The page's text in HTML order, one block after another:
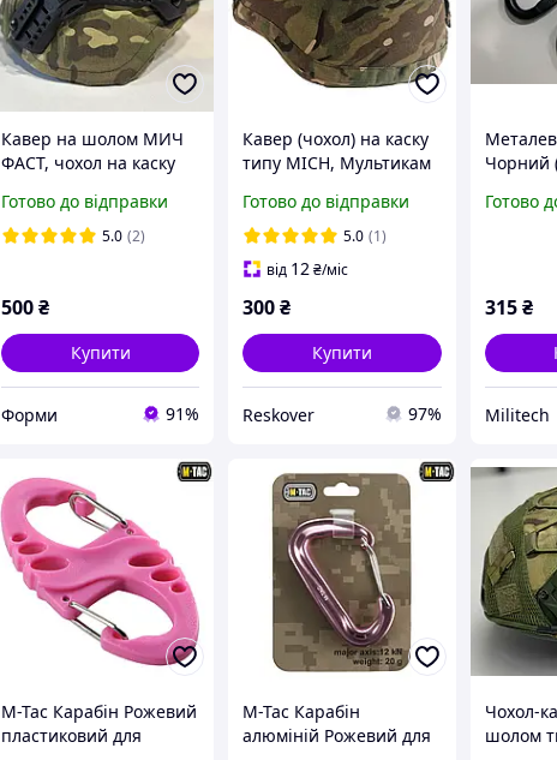
Кавер на шолом МИЧ
ФАСТ, чохол на каску
мультікам
Готово до відправки
5.0 (2)
500₴
Купити
Форми 91%
Кавер (чохол) на каску
типу MICH, Мультикам
Готово до відправки
5.0 (1)
від 12 ₴/міс
300₴
Купити
Reskover 97%
Чорний
Готово
315 ₴
Militech
M-Tac Карабін Рожевий
пластиковий для
M-Tac Карабін
алюміній Рожевий для
Чохол-
шолом